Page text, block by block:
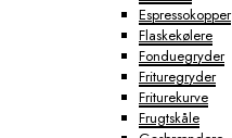
Espressokopper
Flaskekølere
Fonduegryder
Frituregryder
Friturekurve
Frugtskåle